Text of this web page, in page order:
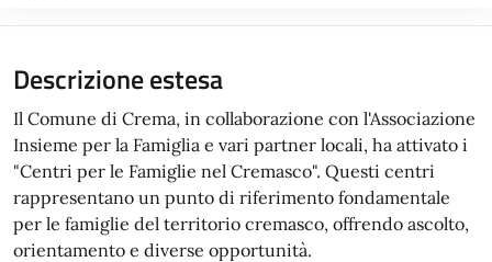
Descrizione estesa
Il Comune di Crema, in collaborazione con l'Associazione
Insieme per la Famiglia e vari partner locali, ha attivato i
"Centri per le Famiglie nel Cremasco". Questi centri
rappresentano un punto di riferimento fondamentale
per le famiglie del territorio cremasco, offrendo ascolto,
orientamento e diverse opportunità.